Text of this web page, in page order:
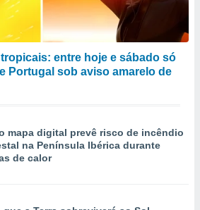
tropicais: entre hoje e sábado só
Portugal sob aviso amarelo de
mapa digital prevê risco de incêndio
na Península Ibérica durante
de calor